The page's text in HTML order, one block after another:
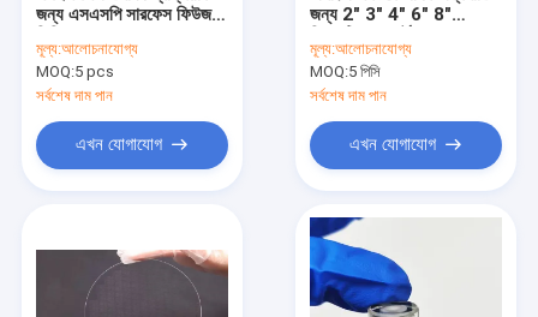
জন্য এসএসপি সারফেস ফিউজড
মূল্য:আলোচনাযোগ্য
MOQ:5 pcs
সর্বশেষ দাম পান
এখন যোগাযোগ
জন্য 2" 3" 4" 6" 8"
মূল্য:আলোচনাযোগ্য
MOQ:5 পিসি
সর্বশেষ দাম পান
এখন যোগাযোগ